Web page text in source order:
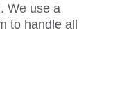
We use a
to handle all